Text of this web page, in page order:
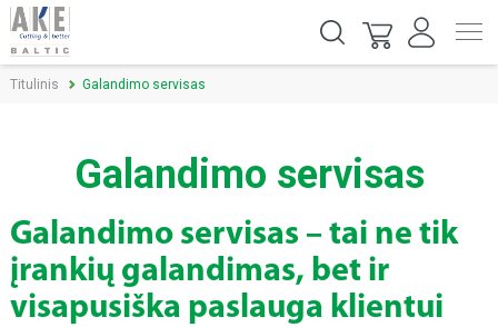
Titulinis Galandimo servisas
Galandimo servisas
Galandimo servisas – tai ne tik
įrankių galandimas, bet ir
visapusiška paslauga klientui